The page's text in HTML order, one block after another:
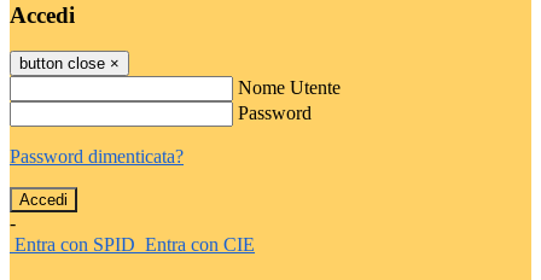
Accedi
button close ×
Nome Utente
Password
Password dimenticata?
-
Entra con SPID Entra con CIE